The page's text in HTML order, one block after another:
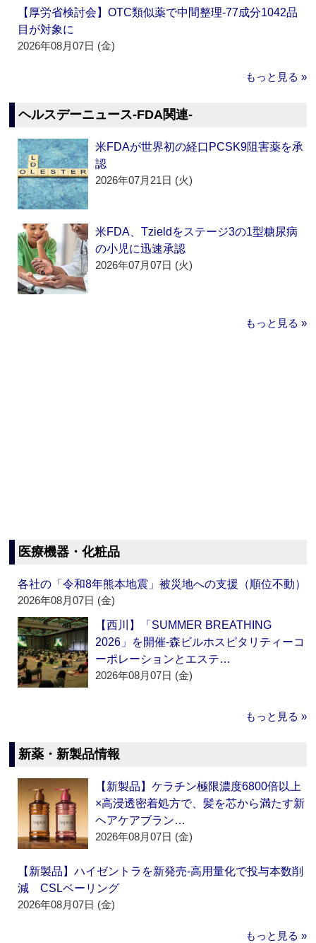
【厚労省検討会】OTC類似薬で中間整理‐77成分1042品
目が対象に
2026年08月07日 (金)
もっと見る »
ヘルスデーニュース‐FDA関連‐
米FDAが世界初の経口PCSK9阻害薬を承
認
2026年07月21日 (火)
米FDA、Tzieldをステージ3の1型糖尿病
の小児に迅速承認
2026年07月07日 (火)
もっと見る »
医療機器・化粧品
各社の「令和8年熊本地震」被災地への支援（順位不動）
2026年08月07日 (金)
【西川】「SUMMER BREATHING
2026」を開催‐森ビルホスピタリティーコ
ーポレーションとエステ…
2026年08月07日 (金)
もっと見る »
新薬・新製品情報
【新製品】ケラチン極限濃度6800倍以上
×高浸透密着処方で、髪を芯から満たす新
ヘアケアブラン…
2026年08月07日 (金)
【新製品】ハイゼントラを新発売‐高用量化で投与本数削
減 CSLベーリング
2026年08月07日 (金)
もっと見る »